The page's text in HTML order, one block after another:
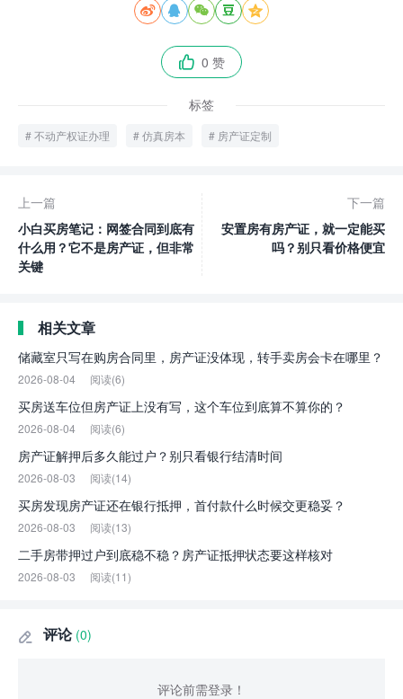
    
 0 赞
标签
不动产权证办理 仿真房本 房产证定制
上一篇
小白买房笔记：网签合同到底有
什么用？它不是房产证，但非常
关键
下一篇
安置房有房产证，就一定能买
吗？别只看价格便宜
相关文章
储藏室只写在购房合同里，房产证没体现，转手卖房会卡在哪里？
2026-08-04 阅读(6)
买房送车位但房产证上没有写，这个车位到底算不算你的？
2026-08-04 阅读(6)
房产证解押后多久能过户？别只看银行结清时间
2026-08-03 阅读(14)
买房发现房产证还在银行抵押，首付款什么时候交更稳妥？
2026-08-03 阅读(13)
二手房带押过户到底稳不稳？房产证抵押状态要这样核对
2026-08-03 阅读(11)
 评论 (0)
评论前需登录！